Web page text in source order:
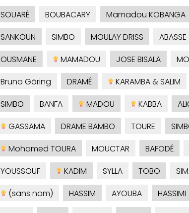
SOUARÉ
BOUBACARY Mamadou KOBANGA
SANKOUN
SIMBO MOULAY DRISS ABASSE
OUSMANE
MAMADOU JOSE BISALA
Bruno Göring
DRAMÉ KARAMBA & SALIM
SIMBO
BANFA MADOU KABBA
GASSAMA
DRAME BAMBO TOURE
Mohamed TOURA
MOUCTAR BAFODÉ
YOUSSOUF
KADIM SYLLA TOBO
(sans nom)
HASSIM AYOUBA HASSIMI